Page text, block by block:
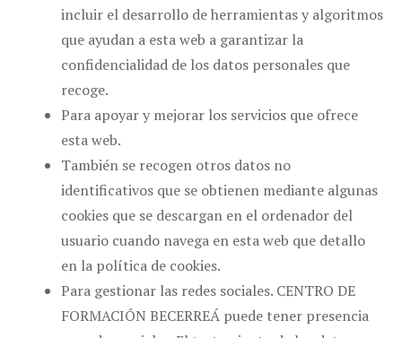
incluir el desarrollo de herramientas y algoritmos
que ayudan a esta web a garantizar la
confidencialidad de los datos personales que
recoge.
Para apoyar y mejorar los servicios que ofrece
esta web.
También se recogen otros datos no
identificativos que se obtienen mediante algunas
cookies que se descargan en el ordenador del
usuario cuando navega en esta web que detallo
en la política de cookies.
Para gestionar las redes sociales. CENTRO DE
FORMACIÓN BECERREÁ puede tener presencia